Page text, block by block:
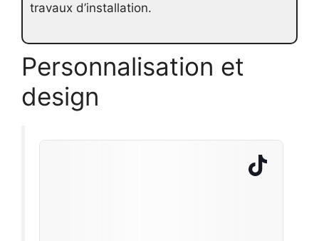
travaux d’installation.
Personnalisation et
design